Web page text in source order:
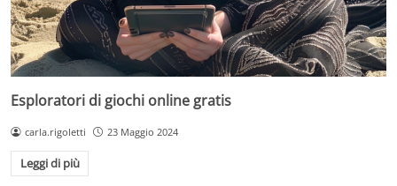
Esploratori di giochi online gratis
carla.rigoletti 23 Maggio 2024
Leggi di più